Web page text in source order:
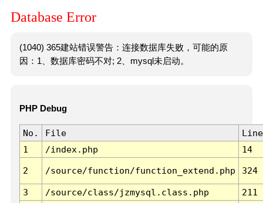
Database Error
(1040) 365建站错误警告：连接数据库失败，可能的原
因：1、数据库密码不对; 2、mysql未启动。
PHP Debug
No. File
Line
1
/index.php 14
2 /source/function/function_extend.php 324
3 /source/class/jzmysql.class.php
211